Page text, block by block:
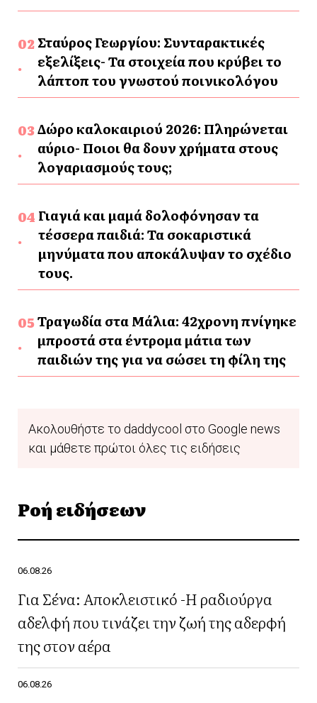
Σταύρος Γεωργίου: Συνταρακτικές
εξελίξεις- Τα στοιχεία που κρύβει το
λάπτοπ του γνωστού ποινικολόγου
Δώρο καλοκαιριού 2026: Πληρώνεται
αύριο- Ποιοι θα δουν χρήματα στους
λογαριασμούς τους;
Γιαγιά και μαμά δολοφόνησαν τα
τέσσερα παιδιά: Τα σοκαριστικά
μηνύματα που αποκάλυψαν το σχέδιο
τους.
Τραγωδία στα Μάλια: 42χρονη πνίγηκε
μπροστά στα έντρομα μάτια των
παιδιών της για να σώσει τη φίλη της
Ακολουθήστε το daddycool στο Google news
και μάθετε πρώτοι όλες τις ειδήσεις
Ροή ειδήσεων
06.08.26
Για Σένα: Αποκλειστικό -Η ραδιούργα
αδελφή που τινάζει την ζωή της αδερφή
της στον αέρα
06.08.26